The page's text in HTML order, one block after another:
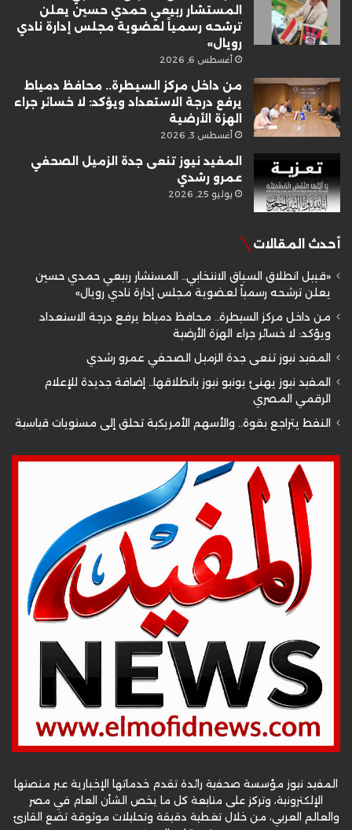
المستشار ربيعي حمدي حسين يعلن
ترشحه رسمياً لعضوية مجلس إدارة نادي
رويال»
أغسطس 6, 2026
من داخل مركز السيطرة.. محافظ دمياط
يرفع درجة الاستعداد ويؤكد: لا خسائر جراء
الهزة الأرضية
أغسطس 3, 2026
المفيد نيوز تنعى جدة الزميل الصحفي
عمرو رشدي
يوليو 25, 2026
أحدث المقالات
«قبيل انطلاق السباق الانتخابي.. المستشار ربيعي حمدي حسين
يعلن ترشحه رسمياً لعضوية مجلس إدارة نادي رويال»
من داخل مركز السيطرة.. محافظ دمياط يرفع درجة الاستعداد
ويؤكد: لا خسائر جراء الهزة الأرضية
المفيد نيوز تنعى جدة الزميل الصحفي عمرو رشدي
المفيد نيوز يهنئ يونيو نيوز بانطلاقها.. إضافة جديدة للإعلام
الرقمي المصري
النفط يتراجع بقوة.. والأسهم الأمريكية تحلق إلى مستويات قياسية
المفيد نيوز مؤسسة صحفية رائدة تقدم خدماتها الإخبارية عبر منصتها
الإلكترونية، وتركز على متابعة كل ما يخص الشأن العام في مصر
والعالم العربي، من خلال تغطية دقيقة وتحليلات موثوقة تضع القارئ